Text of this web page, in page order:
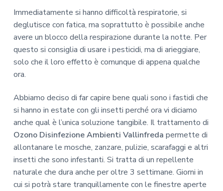
Immediatamente si hanno difficoltà respiratorie, si
deglutisce con fatica, ma soprattutto è possibile anche
avere un blocco della respirazione durante la notte. Per
questo si consiglia di usare i pesticidi, ma di arieggiare,
solo che il loro effetto è comunque di appena qualche
ora.
Abbiamo deciso di far capire bene quali sono i fastidi che
si hanno in estate con gli insetti perché ora vi diciamo
anche qual è l’unica soluzione tangibile. Il trattamento di
Ozono Disinfezione Ambienti Vallinfreda permette di
allontanare le mosche, zanzare, pulizie, scarafaggi e altri
insetti che sono infestanti. Si tratta di un repellente
naturale che dura anche per oltre 3 settimane. Giorni in
cui si potrà stare tranquillamente con le finestre aperte